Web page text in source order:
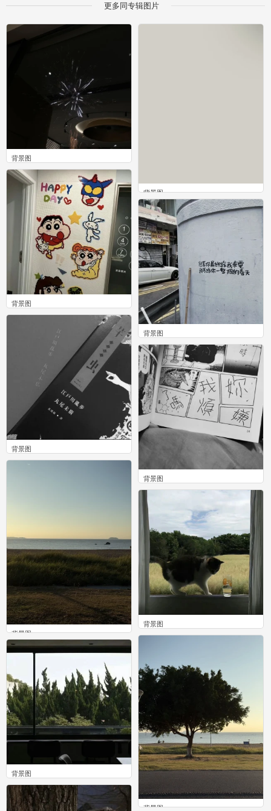
更多同专辑图片
背景图
0
背景图
0
背景图
0
背景图
0
背景图
0
背景图
0
背景图
0
背景图
0
背景图
背景图
0